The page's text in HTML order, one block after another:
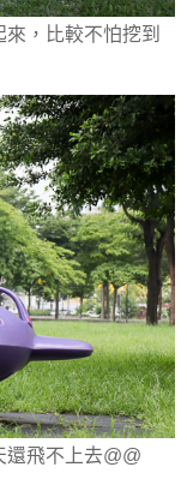
，比較不怕挖到
飛不上去@@